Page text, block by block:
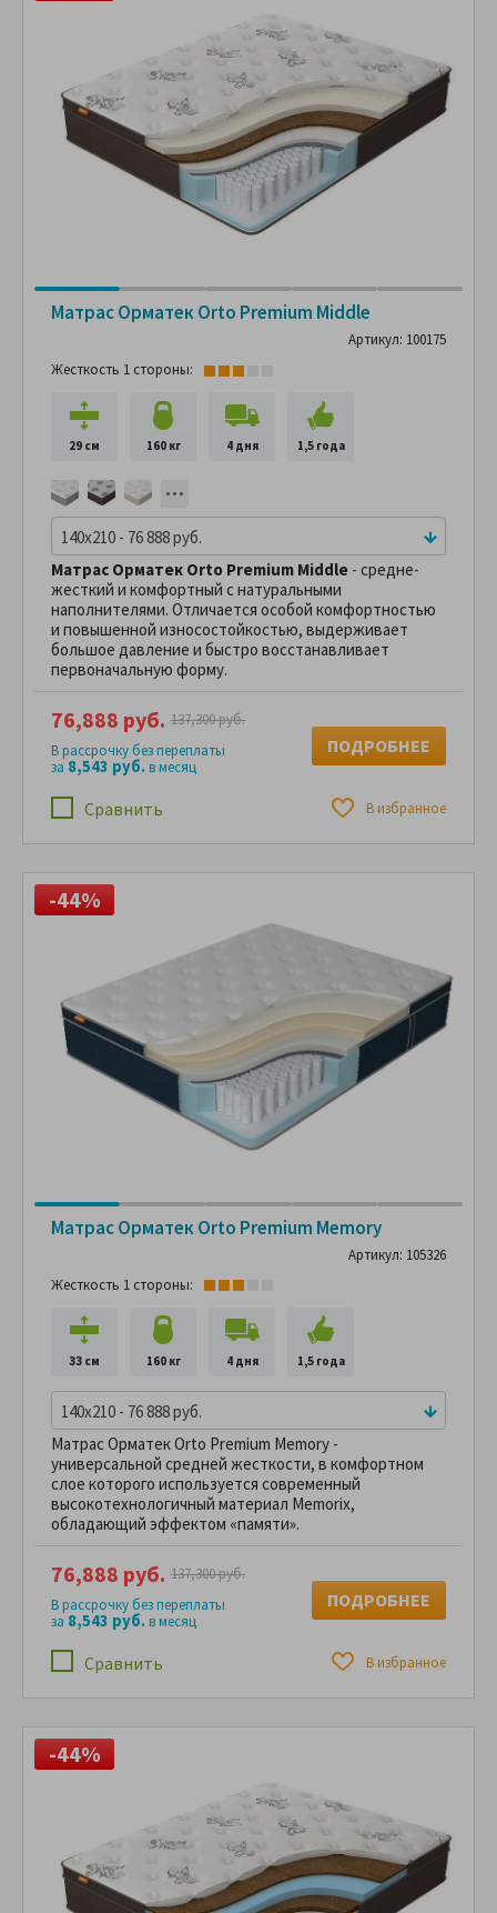
Матрас Орматек Orto Premium Middle
Артикул: 100175
Жесткость 1 стороны:
29 см 160 кг 4 дня 1,5 года
140x210 - 76 888 руб.
Матрас Орматек Orto Premium Middle - средне-
жесткий и комфортный с натуральными
наполнителями. Отличается особой комфортностью
и повышенной износостойкостью, выдерживает
большое давление и быстро восстанавливает
первоначальную форму.
Сравнить В избранное
76,888 руб. 137,300 руб.
В рассрочку без переплаты
за 8,543 руб.в месяц
ПОДРОБНЕЕ
-44%
Матрас Орматек Orto Premium Memory
Артикул: 105326
Жесткость 1 стороны:
33 см 160 кг 4 дня 1,5 года
140x210 - 76 888 руб.
Матрас Орматек Orto Premium Memory -
универсальной средней жесткости, в комфортном
слое которого используется современный
высокотехнологичный материал Memorix,
обладающий эффектом «памяти».
Сравнить В избранное
76,888 руб. 137,300 руб.
В рассрочку без переплаты
за 8,543 руб.в месяц
ПОДРОБНЕЕ
-44%